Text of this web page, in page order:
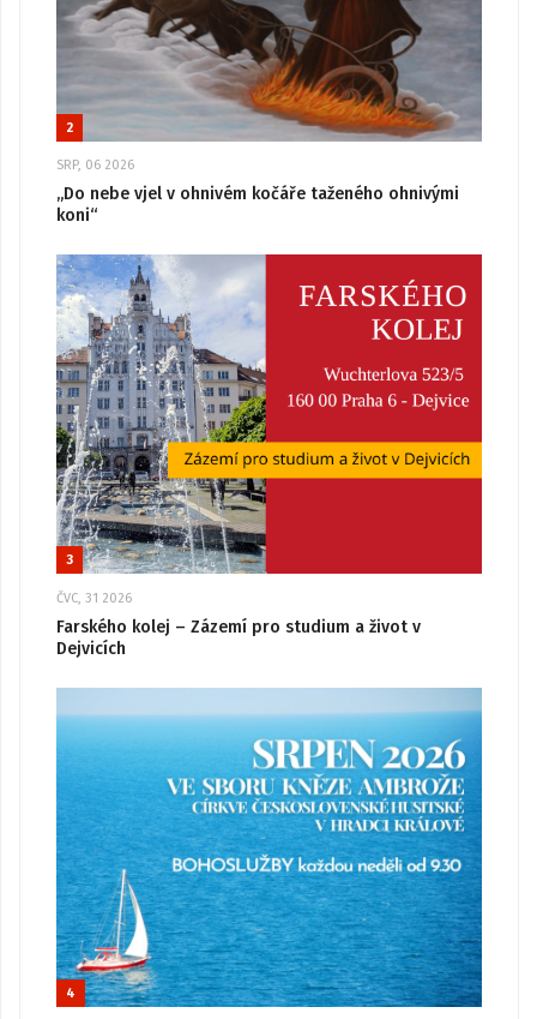
2
SRP, 06 2026
„Do nebe vjel v ohnivém kočáře taženého ohnivými
koni“
3
ČVC, 31 2026
Farského kolej – Zázemí pro studium a život v
Dejvicích
4